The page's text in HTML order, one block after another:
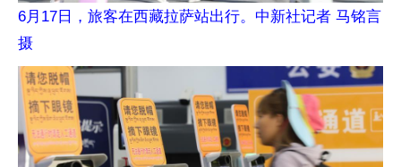
6月17日，旅客在西藏拉萨站出行。中新社记者 马铭言
摄